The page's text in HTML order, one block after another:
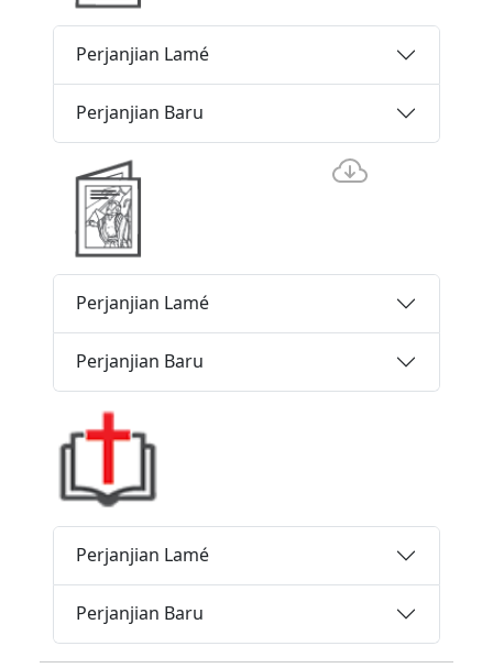
Perjanjian Lamé
Perjanjian Baru
Perjanjian Lamé
Perjanjian Baru
Perjanjian Lamé
Perjanjian Baru